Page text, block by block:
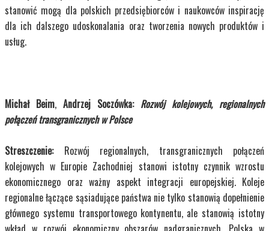
stanowić mogą dla polskich przedsiębiorców i naukowców inspirację
dla ich dalszego udoskonalania oraz tworzenia nowych produktów i
usług.
Michał Beim, Andrzej Soczówka: Rozwój kolejowych, regionalnych
połączeń transgranicznych w Polsce
Streszczenie: Rozwój regionalnych, transgranicznych połączeń
kolejowych w Europie Zachodniej stanowi istotny czynnik wzrostu
ekonomicznego oraz ważny aspekt integracji europejskiej. Koleje
regionalne łączące sąsiadujące państwa nie tylko stanowią dopełnienie
głównego systemu transportowego kontynentu, ale stanowią istotny